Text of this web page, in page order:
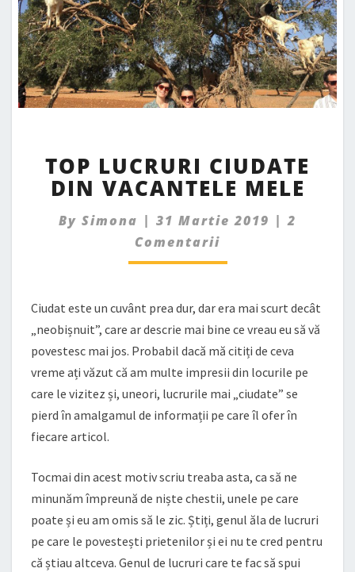
LUCRURI
CIUDATE
DIN
VACANTELE
MELE
TOP LUCRURI CIUDATE
DIN VACANTELE MELE
By Simona | 31 Martie 2019 |2
Comentarii
Ciudat este un cuvânt prea dur, dar era mai scurt decât
„neobișnuit”, care ar descrie mai bine ce vreau eu să vă
povestesc mai jos. Probabil dacă mă citiți de ceva
vreme ați văzut că am multe impresii din locurile pe
care le vizitez și, uneori, lucrurile mai „ciudate” se
pierd în amalgamul de informații pe care îl ofer în
fiecare articol.
Tocmai din acest motiv scriu treaba asta, ca să ne
minunăm împreună de niște chestii, unele pe care
poate și eu am omis să le zic. Știți, genul ăla de lucruri
pe care le povestești prietenilor și ei nu te cred pentru
că știau altceva. Genul de lucruri care te fac să spui